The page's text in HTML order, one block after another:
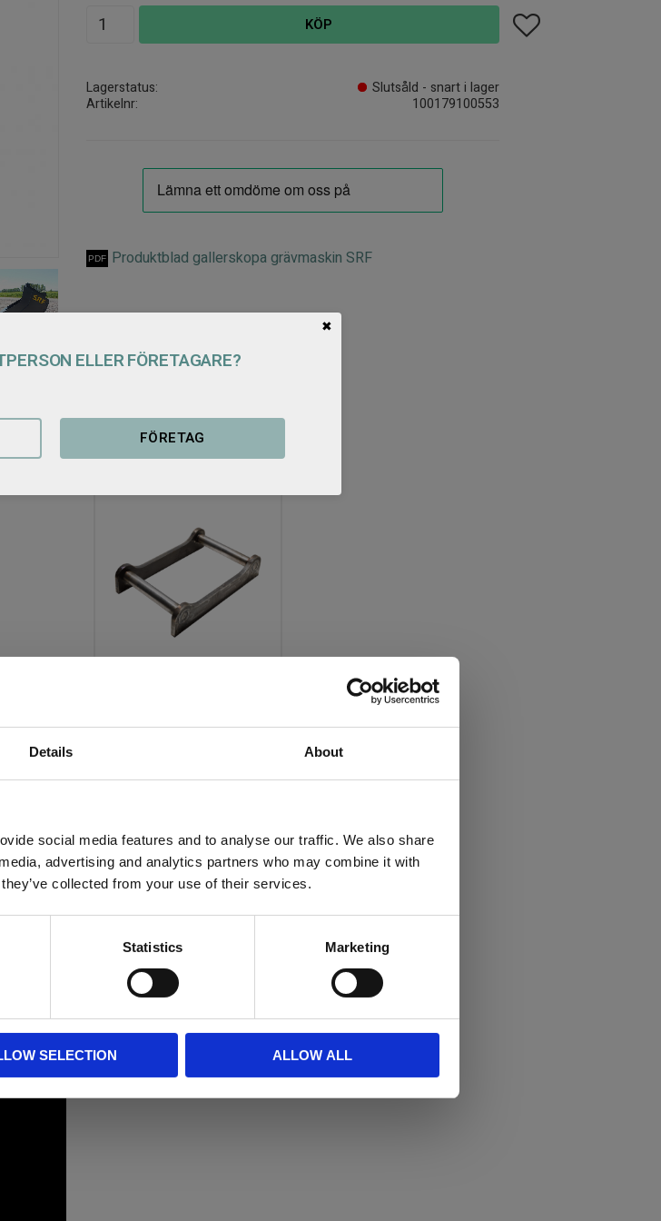
Details About
social media features and to analyse our traffic. We also share
advertising and analytics partners who may combine it with
collected from your use of their services.
Statistics Marketing
SELECTION ALLOW ALL
KÖP Lägg till i favoriter
Lagerstatus
Slutsåld - snart i lager
Artikelnr
100179100553
Produktblad gallerskopa grävmaskin SRF
Relaterade produkter
ELLER FÖRETAGARE?
FÖRETAG
✖